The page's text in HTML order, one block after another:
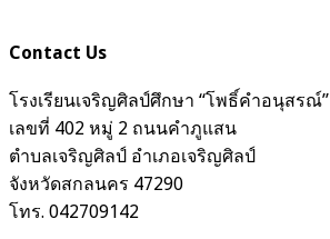
Contact Us
โรงเรียนเจริญศิลป์ศึกษา “โพธิ์คำอนุสรณ์”
เลขที่ 402 หมู่ 2 ถนนคำภูแสน
ตำบลเจริญศิลป์ อำเภอเจริญศิลป์
จังหวัดสกลนคร 47290
โทร. 042709142